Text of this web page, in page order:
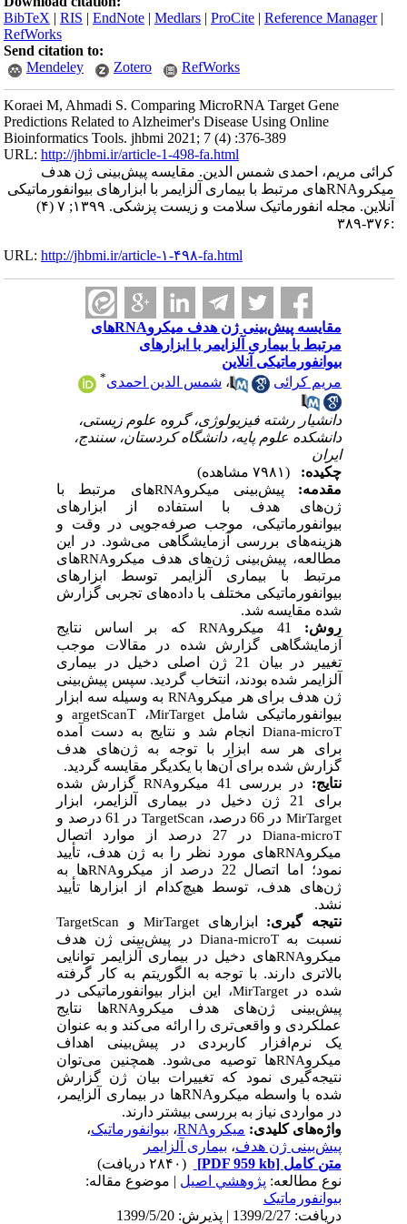
BibTeX |RIS |EndNote |Medlars |ProCite |Reference Manager
RefWorks
Send citation to:
Mendeley
Zotero RefWorks
Koraei M, Ahmadi S. Comparing MicroRNA Target Gene
Predictions Related to Alzheimer's Disease Using Online
Bioinformatics Tools. jhbmi 2021; 7 (4) :376-389
URL:http://jhbmi.ir/article-1-498-fa.html
کرائی مریم، احمدی شمس الدین. مقایسه پیش‌بینی ژن‌ هدف
میکروRNAهای مرتبط با بیماری آلزایمر با ابزارهای بیوانفورماتیکی
آنلاین. مجله انفورماتیک سلامت و زیست پزشکی. ۱۳۹۹; ۷ (۴)
URL:http://jhbmi.ir/article-۱-۴۹۸-fa.html
مقایسه پیش‌بینی ژن‌ هدف میکروRNAهای
مرتبط با بیماری آلزایمر با ابزارهای
بیوانفورماتیکی آنلاین
مریم کرائی
،شمس الدین احمدی*
دانشیار رشته فیزیولوژی، گروه علوم زیستی،
دانشکده علوم پایه، دانشگاه کردستان، سنندج،
ایران
چکیده:
مقدمه:پیش‌بینی میکرو RNAهای مرتبط با
ژن‌های هدف با استفاده از ابزارهای
بیوانفورماتیکی، موجب صرفه‌جویی در وقت و
هزینه‌های بررسی آزمایشگاهی می‌شود. در این
مطالعه، پیش‌بینی ژن‌های هدف میکرو RNAهای
مرتبط با بیماری آلزایمر توسط ابزارهای
بیوانفورماتیکی مختلف با داده‌های تجربی گزارش
شده مقایسه شد.
روش: 41 میکرو RNAکه بر اساس نتایج
آزمایشگاهی گزارش شده در مقالات موجب
تغییر در بیان 21 ژن اصلی دخیل در بیماری
آلزایمر شده‌ بودند، انتخاب گردید. سپس پیش‌بینی
ژن هدف برای هر میکرو RNAبه وسیله سه ابزار
بیوانفورماتیکی شاملMirTarget،T
argetScanو
Diana-microTانجام شد و نتایج به دست آمده
برای هر سه ابزار با توجه به ژن‌های هدف
گزارش شده برای آن‌ها با یکدیگر مقایسه گردید.
نتایج:در بررسی 41 میکرو RNAگزارش شده
برای 21 ژن دخیل در بیماری آلزایمر، ابزار
MirTargetدر 66 درصد، TargetScanدر 61 درصد و
Diana-microT
در 27 درصد از موارد اتصال
میکرو RNAهای مورد نظر را به ژن هدف، تأیید
نمود؛ اما اتصال 22 درصد از میکرو
RNAها به
ژن‌های هدف، توسط هیچ‌کدام از ابزارها تأیید
نشد.
نتیجه­ گیری:ابزارهای MirTargetو TargetScan
نسبت بهDiana-microTدر پیش‌بینی ژن هدف
میکرو RNAهای دخیل در بیماری آلزایمر توانایی
بالاتری دارند. با توجه به الگوریتم به کار گرفته
شده در
MirTarget، این ابزار بیوانفورماتیکی در
پیش‌بینی ژن‌های هدف میکرو RNAها نتایج
عملکردی و واقعی‌تری را ارائه می‌کند و به عنوان
یک نرم‌افزار کاربردی در پیش‌بینی اهداف
میکرو RNAها توصیه می‌شود. همچنین می‌توان
نتیجه‌گیری نمود که تغییرات بیان ژن گزارش
شده با واسطه میکرو RNAها در بیماری آلزایمر،
در مواردی نیاز به بررسی بیشتر دارند.
واژه‌های کلیدی:میکروRNA ،بیوانفورماتیک،
پیش‌بینی ژن هدف ،بیماری آلزایمر
متن کامل[PDF 959 kb]
نوع مطالعه:پژوهشي اصیل| موضوع مقاله:
بیوانفورماتیک
دریافت: 1399/2/27 | پذیرش: 1399/5/20